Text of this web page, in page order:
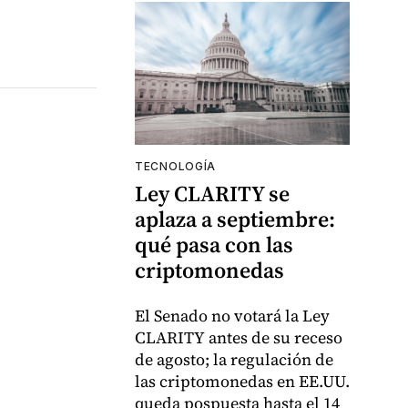
TECNOLOGÍA
Ley CLARITY se
aplaza a septiembre:
qué pasa con las
criptomonedas
El Senado no votará la Ley
CLARITY antes de su receso
de agosto; la regulación de
las criptomonedas en EE.UU.
queda pospuesta hasta el 14